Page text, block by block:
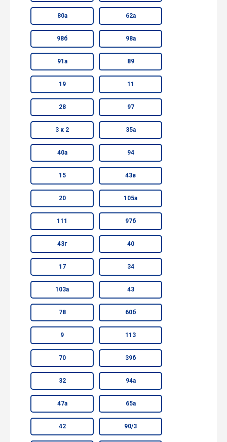
80а 62а
98б 98а
91а 89
19 11
28 97
3 к 2 35а
40а 94
15 43в
20 105а
111 97б
43г 40
17 34
103а 43
78 60б
9 113
70 39б
32 94а
47а 65а
42 90/3